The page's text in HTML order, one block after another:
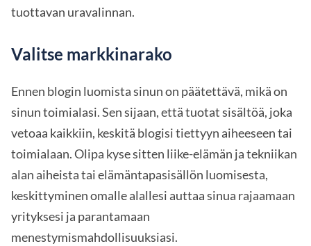
tuottavan uravalinnan.
Valitse markkinarako
Ennen blogin luomista sinun on päätettävä, mikä on
sinun toimialasi. Sen sijaan, että tuotat sisältöä, joka
vetoaa kaikkiin, keskitä blogisi tiettyyn aiheeseen tai
toimialaan. Olipa kyse sitten liike-elämän ja tekniikan
alan aiheista tai elämäntapasisällön luomisesta,
keskittyminen omalle alallesi auttaa sinua rajaamaan
yrityksesi ja parantamaan
menestymismahdollisuuksiasi.